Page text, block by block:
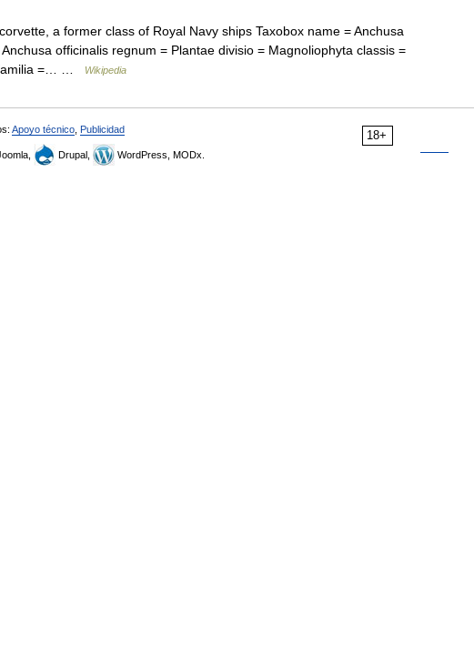
a former class of Royal Navy ships Taxobox name = Anchusa
officinalis regnum = Plantae divisio = Magnoliophyta classis =
familia =… …
Wikipedia
18+
Apoyo técnico Publicidad
Drupal, WordPress, MODx.